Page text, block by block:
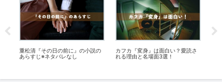
重松清『その日の前に』の小説の
あらすじ※ネタバレなし
カフカ『変身』は面白い？愛読さ
れる理由と名場面3選！